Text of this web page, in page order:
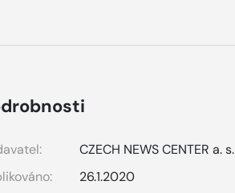
CZECH NEWS CENTER a. s.
26.1.2020